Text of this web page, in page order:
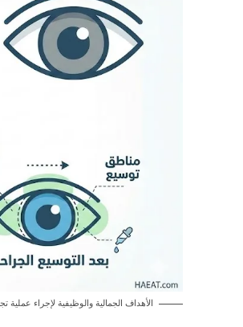
الأهداف الجمالية والوظيفية لإجراء عملية